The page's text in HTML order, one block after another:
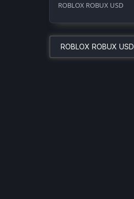
ROBLOX ROBUX USD
ROBLOX ROBUX USD